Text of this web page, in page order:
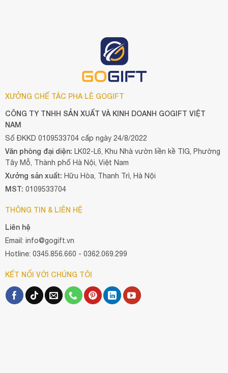
XƯỞNG CHẾ TÁC PHA LÊ GOGIFT
CÔNG TY TNHH SẢN XUẤT VÀ KINH DOANH GOGIFT VIỆT
NAM
Số ĐKKD 0109533704 cấp ngày 24/8/2022
Văn phòng đại diện: LK02-L6, Khu Nhà vườn liền kề TIG, Phường
Tây Mỗ, Thành phố Hà Nội, Việt Nam
Xưởng sản xuất: Hữu Hòa, Thanh Trì, Hà Nội
MST: 0109533704
THÔNG TIN & LIÊN HỆ
Liên hệ
Email: info@gogift.vn
Hotline: 0345.856.660 - 0362.069.299
KẾT NỐI VỚI CHÚNG TÔI